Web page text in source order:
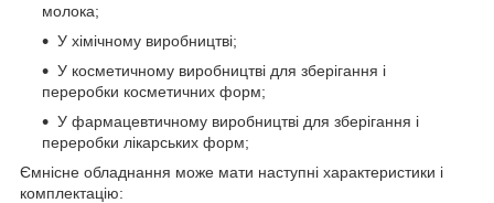
молока;
У хімічному виробництві;
У косметичному виробництві для зберігання і
переробки косметичних форм;
У фармацевтичному виробництві для зберігання і
переробки лікарських форм;
Ємнісне обладнання може мати наступні характеристики і
комплектацію: